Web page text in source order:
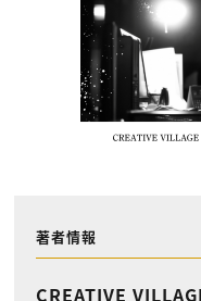
著者情報
CREATIVE